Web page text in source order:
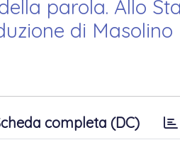
parola. Allo
di Masolino
completa (DC)